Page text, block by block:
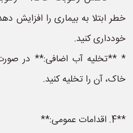
خطر ابتلا به بیماری را افزایش
خودداری کنید.
* **تخلیه آب اضافی:** در
خاک، آن را تخلیه کنید.
**4. اقدامات عمومی:**